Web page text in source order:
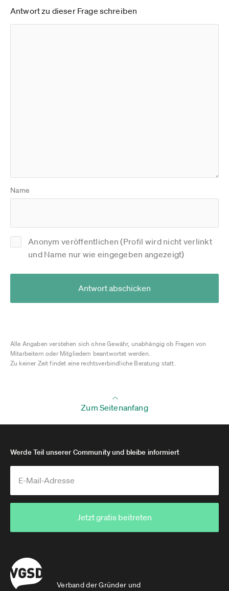
Antwort zu dieser Frage schreiben
Name
Anonym veröffentlichen (Profil wird nicht verlinkt
und Name nur wie eingegeben angezeigt)
Antwort abschicken
Alle Angaben verstehen sich ohne Gewähr, unabhängig ob Fragen von
Mitarbeitern oder Mitgliedern beantwortet werden.
Zu keiner Zeit findet eine rechtsverbindliche Beratung statt.
Zum Seitenanfang
Verband der Gründer und
Werde Teil unserer Community und bleibe informiert
Jetzt gratis beitreten